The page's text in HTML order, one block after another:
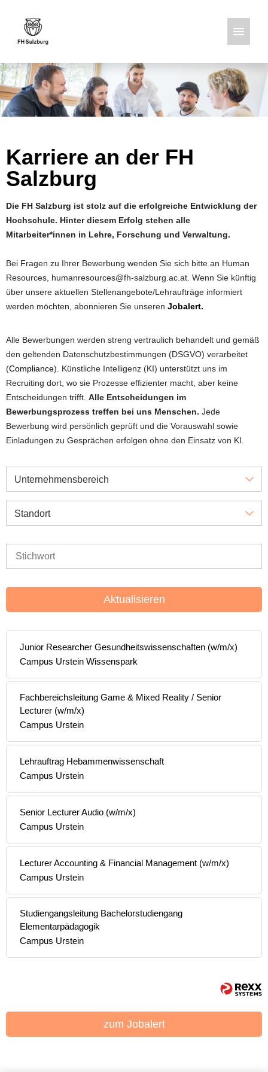
Deutsch Englisch
Stellenangebote
Karriere an der FH
Salzburg
Die FH Salzburg ist stolz auf die erfolgreiche Entwicklung der
Hochschule. Hinter diesem Erfolg stehen alle
Mitarbeiter*innen in Lehre, Forschung und Verwaltung.
Bei Fragen zu Ihrer Bewerbung wenden Sie sich bitte an Human
Resources, humanresources@fh-salzburg.ac.at. Wenn Sie künftig
über unsere aktuellen Stellenangebote/Lehraufträge informiert
werden möchten, abonnieren Sie unseren Jobalert.
Alle Bewerbungen werden streng vertraulich behandelt und gemäß
den geltenden Datenschutzbestimmungen (DSGVO) verarbeitet
(Compliance). Künstliche Intelligenz (KI) unterstützt uns im
Recruiting dort, wo sie Prozesse effizienter macht, aber keine
Entscheidungen trifft. Alle Entscheidungen im
Bewerbungsprozess treffen bei uns Menschen. Jede
Bewerbung wird persönlich geprüft und die Vorauswahl sowie
Einladungen zu Gesprächen erfolgen ohne den Einsatz von KI.
Unternehmensbereich
Standort
Aktualisieren
Junior Researcher Gesundheitswissenschaften (w/m/x)
Campus Urstein Wissenspark
Fachbereichsleitung Game & Mixed Reality / Senior
Lecturer (w/m/x)
Campus Urstein
Lehrauftrag Hebammenwissenschaft
Campus Urstein
Senior Lecturer Audio (w/m/x)
Campus Urstein
Lecturer Accounting & Financial Management (w/m/x)
Campus Urstein
Studiengangsleitung Bachelorstudiengang
Elementarpädagogik
Campus Urstein
zum Jobalert